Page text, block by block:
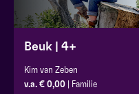
Beuk | 4+
Kim van Zeben
v.a. € 0,00 | Familie